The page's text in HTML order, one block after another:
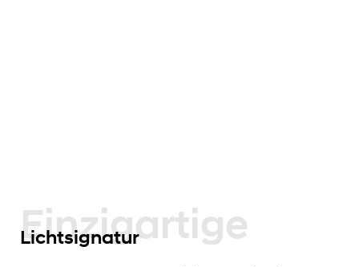
Einzigartige
Lichtsignatur